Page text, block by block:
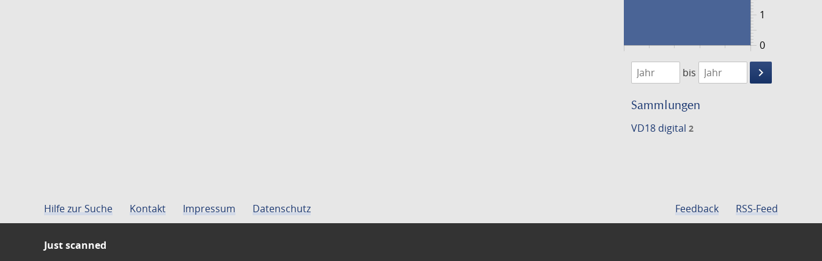
0
1
1776
1777
bis
keyboard_arrow_right
Suche
Sammlungen
VD18 digital 2
Hilfe zur Suche Kontakt Impressum Datenschutz Feedback RSS-Feed
Just scanned